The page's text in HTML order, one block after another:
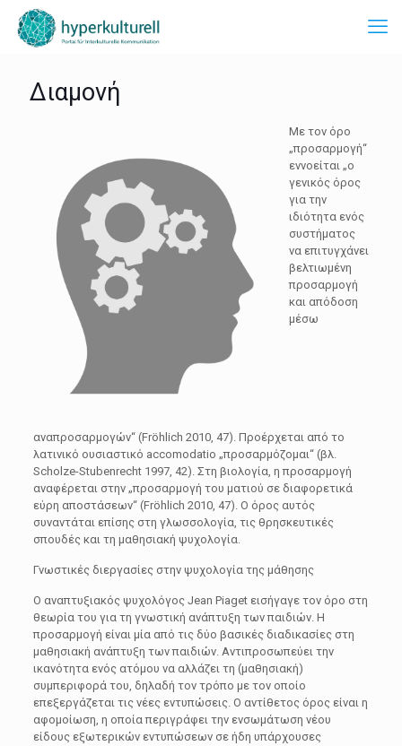
Διαμονή
Με τον όρο
„προσαρμογή“
εννοείται „ο
γενικός όρος
για την
ιδιότητα ενός
συστήματος
να επιτυγχάνει
βελτιωμένη
προσαρμογή
και απόδοση
μέσω
αναπροσαρμογών“ (Fröhlich 2010, 47). Προέρχεται από το
λατινικό ουσιαστικό accomodatio „προσαρμόζομαι“ (βλ.
Scholze-Stubenrecht 1997, 42). Στη βιολογία, η προσαρμογή
αναφέρεται στην „προσαρμογή του ματιού σε διαφορετικά
εύρη αποστάσεων“ (Fröhlich 2010, 47). Ο όρος αυτός
συναντάται επίσης στη γλωσσολογία, τις θρησκευτικές
σπουδές και τη μαθησιακή ψυχολογία.
Γνωστικές διεργασίες στην ψυχολογία της μάθησης
Ο αναπτυξιακός ψυχολόγος Jean Piaget εισήγαγε τον όρο στη
θεωρία του για τη γνωστική ανάπτυξη των παιδιών. Η
προσαρμογή είναι μία από τις δύο βασικές διαδικασίες στη
μαθησιακή ανάπτυξη των παιδιών. Αντιπροσωπεύει την
ικανότητα ενός ατόμου να αλλάζει τη (μαθησιακή)
συμπεριφορά του, δηλαδή τον τρόπο με τον οποίο
επεξεργάζεται τις νέες εντυπώσεις. Ο αντίθετος όρος είναι η
αφομοίωση, η οποία περιγράφει την ενσωμάτωση νέου
είδους εξωτερικών εντυπώσεων σε ήδη υπάρχουσες